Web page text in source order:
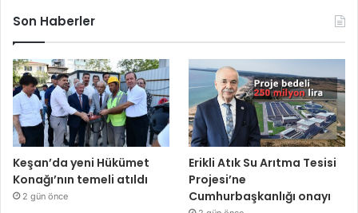
Son Haberler
Keşan’da yeni Hükümet
Konağı’nın temeli atıldı
2 gün önce
Erikli Atık Su Arıtma Tesisi
Projesi’ne
Cumhurbaşkanlığı onayı